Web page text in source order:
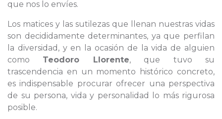
que nos lo envíes.
Los matices y las sutilezas que llenan nuestras vidas
son decididamente determinantes, ya que perfilan
la diversidad, y en la ocasión de la vida de alguien
como Teodoro Llorente, que tuvo su
trascendencia en un momento histórico concreto,
es indispensable procurar ofrecer una perspectiva
de su persona, vida y personalidad lo más rigurosa
posible.